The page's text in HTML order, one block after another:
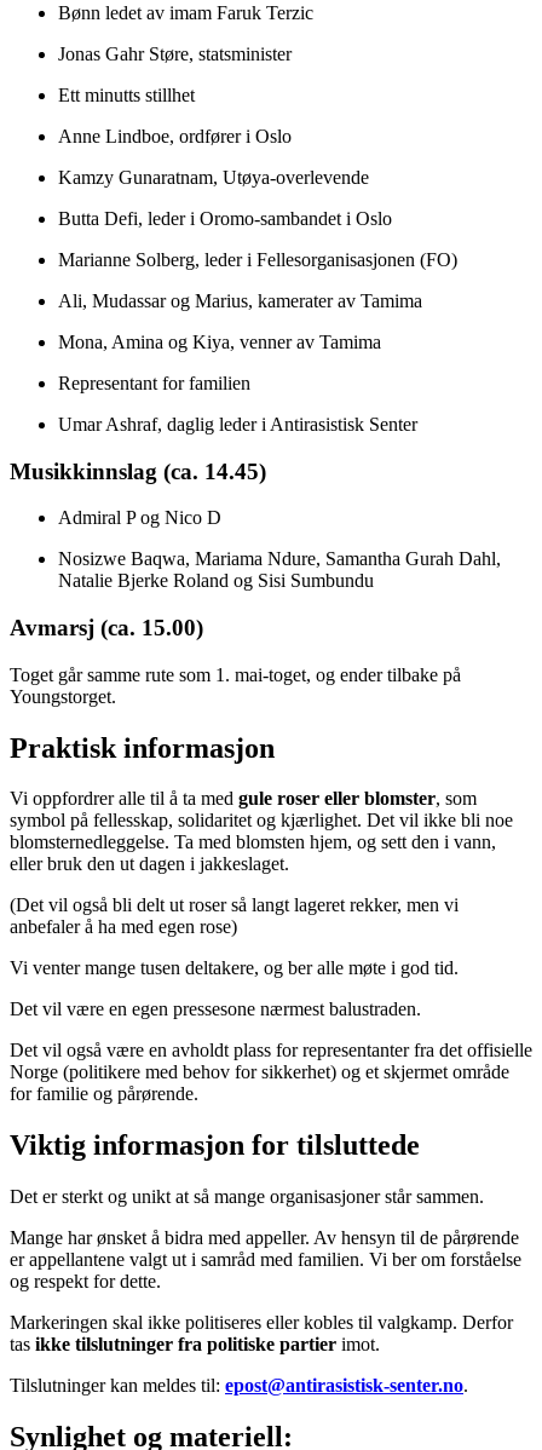
Bønn ledet av imam Faruk Terzic
Jonas Gahr Støre, statsminister
Ett minutts stillhet
Anne Lindboe, ordfører i Oslo
Kamzy Gunaratnam, Utøya-overlevende
Butta Defi, leder i Oromo-sambandet i Oslo
Marianne Solberg, leder i Fellesorganisasjonen (FO)
Ali, Mudassar og Marius, kamerater av Tamima
Mona, Amina og Kiya, venner av Tamima
Representant for familien
Umar Ashraf, daglig leder i Antirasistisk Senter
Musikkinnslag (ca. 14.45)
Admiral P og Nico D
Nosizwe Baqwa, Mariama Ndure, Samantha Gurah Dahl,
Natalie Bjerke Roland og Sisi Sumbundu
Avmarsj (ca. 15.00)
Toget går samme rute som 1. mai-toget, og ender tilbake på
Youngstorget.
Praktisk informasjon
Vi oppfordrer alle til å ta med gule roser eller blomster, som
symbol på fellesskap, solidaritet og kjærlighet. Det vil ikke bli noe
blomsternedleggelse. Ta med blomsten hjem, og sett den i vann,
eller bruk den ut dagen i jakkeslaget.
(Det vil også bli delt ut roser så langt lageret rekker, men vi
anbefaler å ha med egen rose)
Vi venter mange tusen deltakere, og ber alle møte i god tid.
Det vil være en egen pressesone nærmest balustraden.
Det vil også være en avholdt plass for representanter fra det offisielle
Norge (politikere med behov for sikkerhet) og et skjermet område
for familie og pårørende.
Viktig informasjon for tilsluttede
Det er sterkt og unikt at så mange organisasjoner står sammen.
Mange har ønsket å bidra med appeller. Av hensyn til de pårørende
er appellantene valgt ut i samråd med familien. Vi ber om forståelse
og respekt for dette.
Markeringen skal ikke politiseres eller kobles til valgkamp. Derfor
tas ikke tilslutninger fra politiske partier imot.
Tilslutninger kan meldes til: epost@antirasistisk-senter.no.
Synlighet og materiell: